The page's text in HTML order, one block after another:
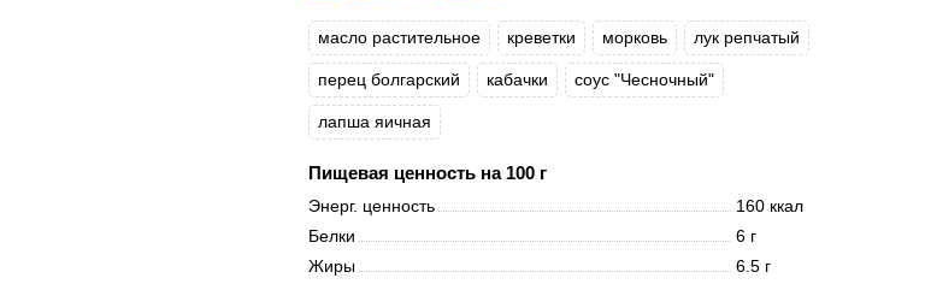
масло растительное креветки морковь лук репчатый
перец болгарский кабачки соус "Чесночный"
лапша яичная
Пищевая ценность на 100 г
Энерг. ценность
160 ккал
Белки
6 г
Жиры
6.5 г